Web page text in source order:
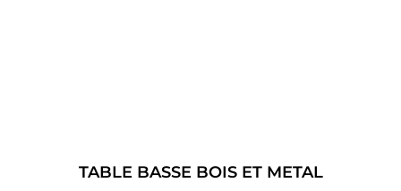
TABLE BASSE BOIS ET METAL